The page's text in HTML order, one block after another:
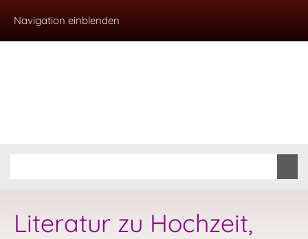
Navigation einblenden
Literatur zu Hochzeit,